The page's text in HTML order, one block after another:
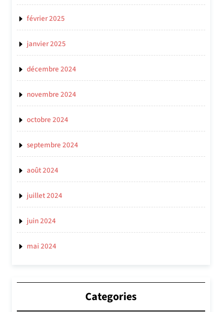
février 2025
janvier 2025
décembre 2024
novembre 2024
octobre 2024
septembre 2024
août 2024
juillet 2024
juin 2024
mai 2024
Categories